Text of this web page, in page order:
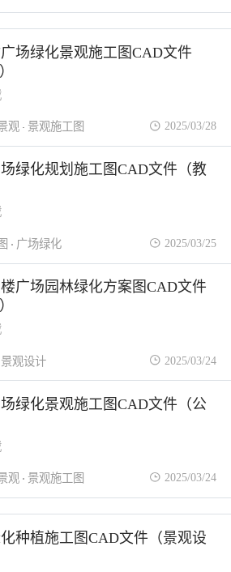
场绿化景观施工图CAD文件
观 景观施工图 2025/03/28
绿化规划施工图CAD文件（教
广场绿化 2025/03/25
广场园林绿化方案图CAD文件
景观设计 2025/03/24
绿化景观施工图CAD文件（公
观 景观施工图 2025/03/24
种植施工图CAD文件（景观设